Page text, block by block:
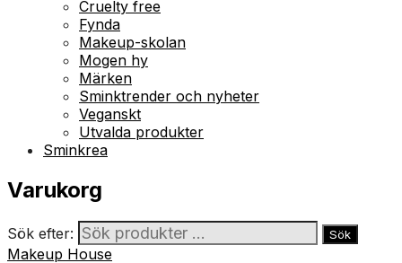
Cruelty free
Fynda
Makeup-skolan
Mogen hy
Märken
Sminktrender och nyheter
Veganskt
Utvalda produkter
Sminkrea
Varukorg
Sök efter: Sök
Makeup House